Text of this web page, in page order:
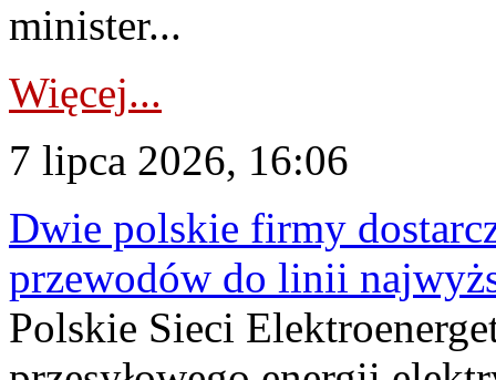
minister...
Więcej...
7 lipca 2026, 16:06
Dwie polskie firmy
przewodów do linii
Polskie Sieci